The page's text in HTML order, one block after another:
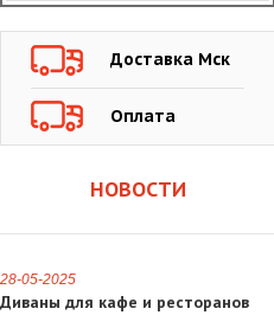
Доставка Мск
Оплата
НОВОСТИ
28-05-2025
Диваны для кафе и ресторанов